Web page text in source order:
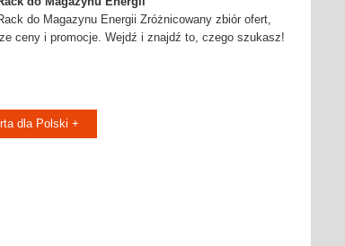
do Magazynu Energii Zróżnicowany zbiór ofert,
ceny i promocje. Wejdź i znajdź to, czego szukasz!
dla Polski +